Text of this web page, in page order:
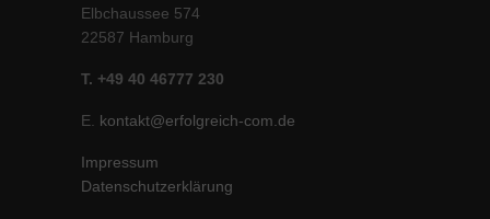
Elbchaussee 574
22587 Hamburg
T. +49 40 46777 230
E. kontakt@erfolgreich-com.de
Impressum
Datenschutzerklärung